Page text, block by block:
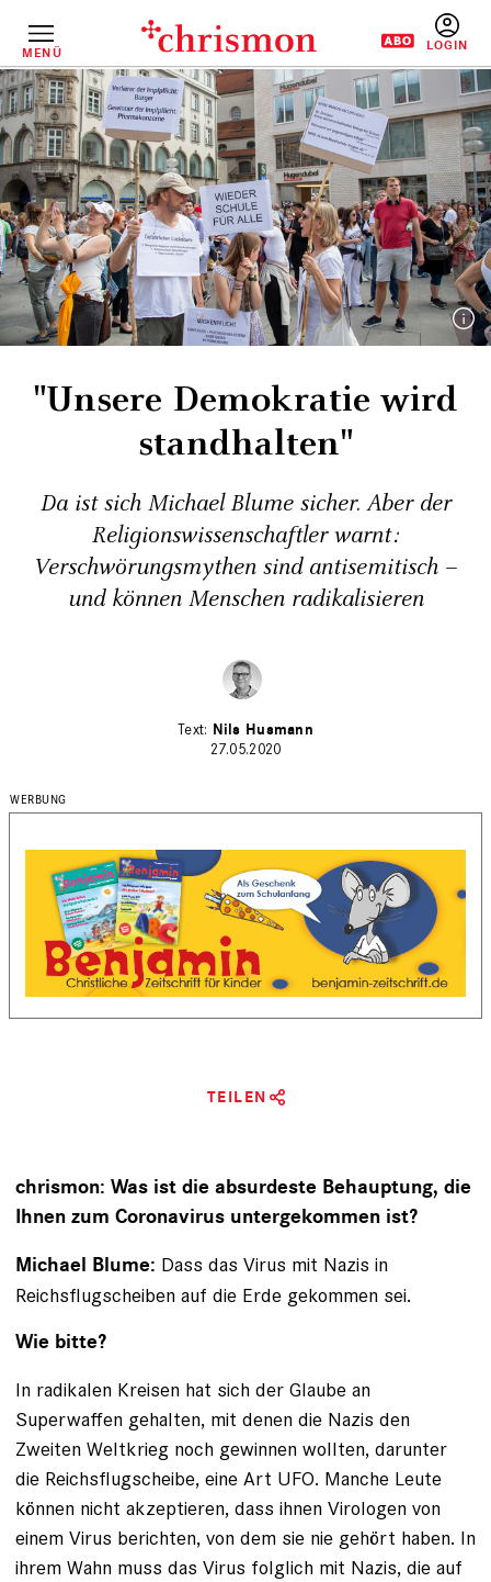
InhaltMENÜ
"Unsere Demokratie wird
standhalten"
Da ist sich Michael Blume sicher. Aber der
Religionswissenschaftler warnt:
Verschwörungsmythen sind antisemitisch –
und können Menschen radikalisieren
Nils Husmann
27.05.2020
TEILEN
chrismon: Was ist die absurdeste Behauptung, die
Ihnen zum Coronavirus untergekommen ist?
Michael Blume: Dass das Virus mit Nazis in
Reichsflugscheiben auf die Erde gekommen sei.
Wie bitte?
In radikalen Kreisen hat sich der Glaube an
Superwaffen gehalten, mit denen die Nazis den
Zweiten Weltkrieg noch gewinnen wollten, darunter
die Reichsflugscheibe, eine Art UFO. Manche Leute
können nicht akzeptieren, dass ihnen Virologen von
einem Virus berichten, von dem sie nie gehört haben. In
ihrem Wahn muss das Virus folglich mit Nazis, die auf